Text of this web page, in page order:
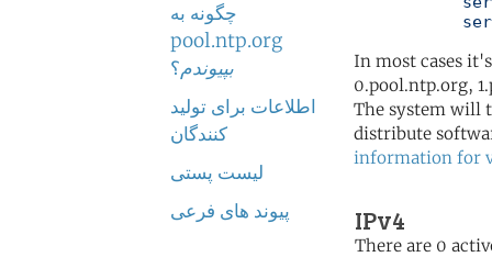
چگونه به
pool.ntp.org
بپیوندم؟
اطلاعات برای تولید
کنندگان
لیست پستی
پیوند های فرعی
In most cases
0.pool.ntp.org,
The system will
distribute
information for
IPv4
There are 0